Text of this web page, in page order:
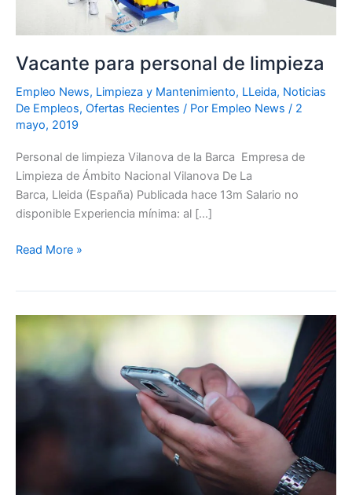
Vacante para personal de limpieza
Empleo News, Limpieza y Mantenimiento, LLeida, Noticias
De Empleos, Ofertas Recientes / Por Empleo News / 2
mayo, 2019
Personal de limpieza Vilanova de la Barca Empresa de
Limpieza de Ámbito Nacional Vilanova De La
Barca, Lleida (España) Publicada hace 13m Salario no
disponible Experiencia mínima: al […]
Read More »
Las
mejores
Aplicaciones